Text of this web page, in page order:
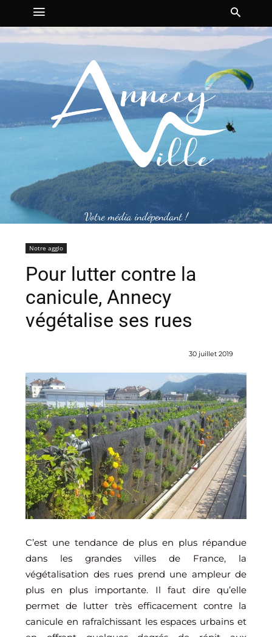
Votre média indépendant !
Notre agglo
Pour lutter contre la
canicule, Annecy
végétalise ses rues
30 juillet 2019
C’est une tendance de plus en plus répandue
dans les grandes villes de France, la
végétalisation des rues prend une ampleur de
plus en plus importante. Il faut dire qu’elle
permet de lutter très efficacement contre la
canicule en rafraîchissant les espaces urbains et